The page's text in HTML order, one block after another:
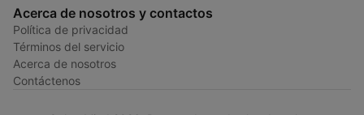
Acerca de nosotros y contactos
Política de privacidad
Términos del servicio
Acerca de nosotros
Contáctenos